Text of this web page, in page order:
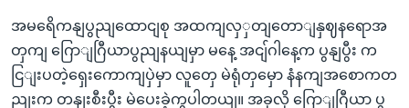
အမရေိကနျပွညျထောငျစု အထကျလှှတျတောျနှဈနရောအ
တှကျ ဂြောျဂြီယာပွညျနယျမှာ မနေ့ အငျ်ဂါနေ့က ပွနျပွီး က
ငြျးပတဲ့ရှေးကောကျပှဲမှာ လူတှေ မဲရုံတှမှော နံနကျအစောကတ
ညျးက တနျးစီးပွီး မဲပေးခဲ့ကွပါတယျ။ အခုလို ဂြောျဂြီယာ ပွ